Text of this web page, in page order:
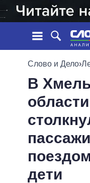
ЛЕНТА
СОБЫТИЯ
СТАТЬИ
ОБЗОРЫ
ДАЙДЖЕСТЫ
ВСЕ
ПРЕЗИДЕНТ
ВЕРХОВНАЯ
КАБИНЕТ
Слово и Дело›
В
дети